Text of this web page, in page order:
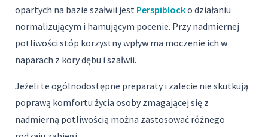
opartych na bazie szałwii jest Perspiblocko działaniu
normalizującym i hamującym pocenie. Przy nadmiernej
potliwości stóp korzystny wpływ ma moczenie ich w
naparach z kory dębu i szałwii.
Jeżeli te ogólnodostępne preparaty i zalecie nie skutkują
poprawą komfortu życia osoby zmagającej się z
nadmierną potliwością można zastosować różnego